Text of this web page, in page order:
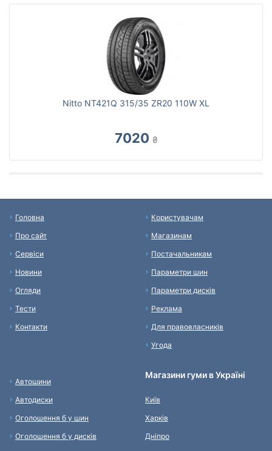
Nitto NT421Q 315/35 ZR20 110W XL
7020 ₴
Головна
Про сайт
Сервіси
Новини
Огляди
Тести
Контакти
Користувачам
Магазинам
Постачальникам
Параметри шин
Параметри дисків
Реклама
Для правовласників
Угода
Автошини
Автодиски
Оголошення б у шин
Оголошення б у дисків
Магазини гуми в Україні
Київ
Харків
Дніпро